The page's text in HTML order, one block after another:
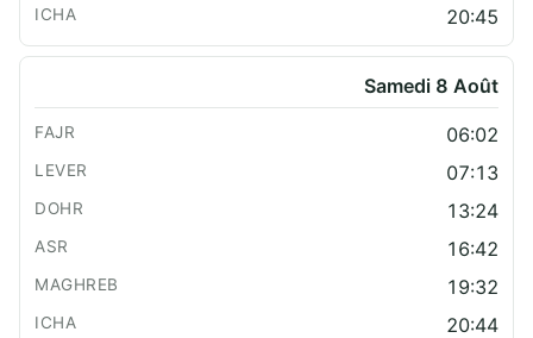
20:45
Samedi 8 Août
06:02
07:13
13:24
16:42
19:32
20:44